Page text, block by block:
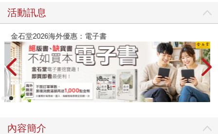
活動訊息
金石堂2026海外優惠：電子書
內容簡介